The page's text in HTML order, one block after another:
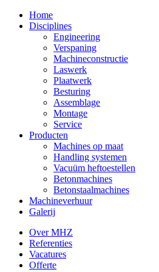
Home
Disciplines
Engineering
Verspaning
Machineconstructie
Laswerk
Plaatwerk
Besturing
Assemblage
Montage
Service
Producten
Machines op maat
Handling systemen
Vacuüm heftoestellen
Betonmachines
Betonstaalmachines
Machineverhuur
Galerij
Over MHZ
Referenties
Vacatures
Offerte